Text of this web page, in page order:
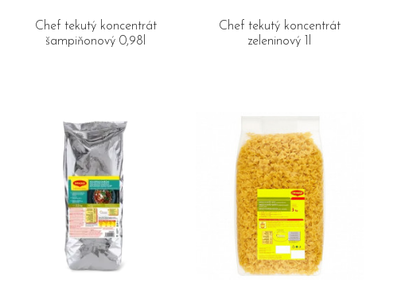
Chef tekutý koncentrát
šampiňonový 0,98l
Chef tekutý koncentrát
zeleninový 1l